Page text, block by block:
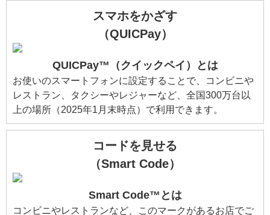
スマホをかざす
（QUICPay）
QUICPay™（クイックペイ）とは
お使いのスマートフォンに設定することで、コンビニや
レストラン、タクシーやレジャーなど、全国300万台以
上の場所（2025年1月末時点）で利用できます。
コードを見せる
（Smart Code）
Smart Code™とは
コンビニやレストランなど、このマークがあるお店でご